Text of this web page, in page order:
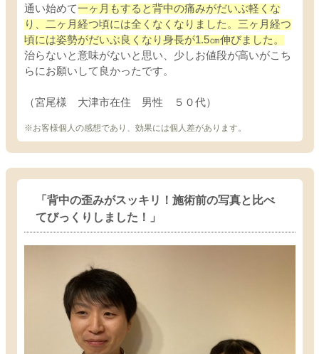
通い始めて一ヶ月もすると背中の痛みがだいぶ軽くな
り、二ヶ月経つ頃には全くなくなりました。三ヶ月経つ
頃には姿勢がだいぶ良くなり身長が1.5㎝伸びました。
治らないと意味がないと思い、少しお値段が高いがこち
らにお願いして良かったです。
（宮尾様 大津市在住 男性 ５０代）
※お客様個人の感想であり、効果には個人差があります。
「背中の歪みがスッキリ！施術前の写真と比べ
てびっくりしました！」